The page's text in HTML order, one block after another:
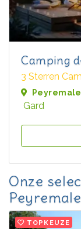
Camping
3 Sterren
Peyremale
Gard
Onze
Peyremale
TOPKEUZE